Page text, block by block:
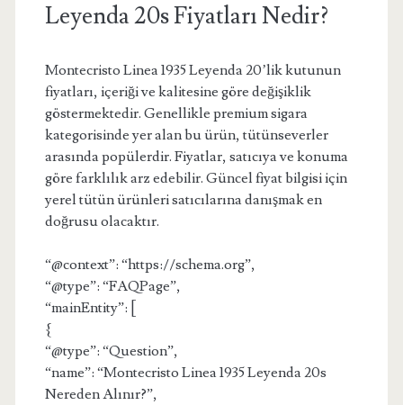
Leyenda 20s Fiyatları Nedir?
Montecristo Linea 1935 Leyenda 20’lik kutunun
fiyatları, içeriği ve kalitesine göre değişiklik
göstermektedir. Genellikle premium sigara
kategorisinde yer alan bu ürün, tütünseverler
arasında popülerdir. Fiyatlar, satıcıya ve konuma
göre farklılık arz edebilir. Güncel fiyat bilgisi için
yerel tütün ürünleri satıcılarına danışmak en
doğrusu olacaktır.
“@context”: “https://schema.org”,
“@type”: “FAQPage”,
“mainEntity”: [
{
“@type”: “Question”,
“name”: “Montecristo Linea 1935 Leyenda 20s
Nereden Alınır?”,